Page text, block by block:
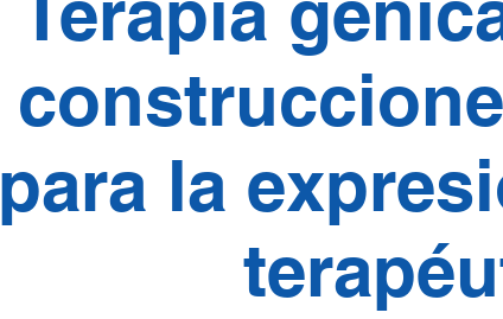
para la